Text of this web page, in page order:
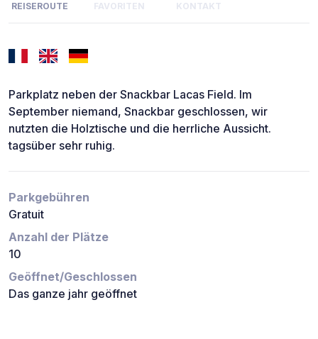
REISEROUTE FAVORITEN KONTAKT
Parkplatz neben der Snackbar Lacas Field. Im
September niemand, Snackbar geschlossen, wir
nutzten die Holztische und die herrliche Aussicht.
tagsüber sehr ruhig.
Parkgebühren
Gratuit
Anzahl der Plätze
10
Geöffnet/Geschlossen
Das ganze jahr geöffnet